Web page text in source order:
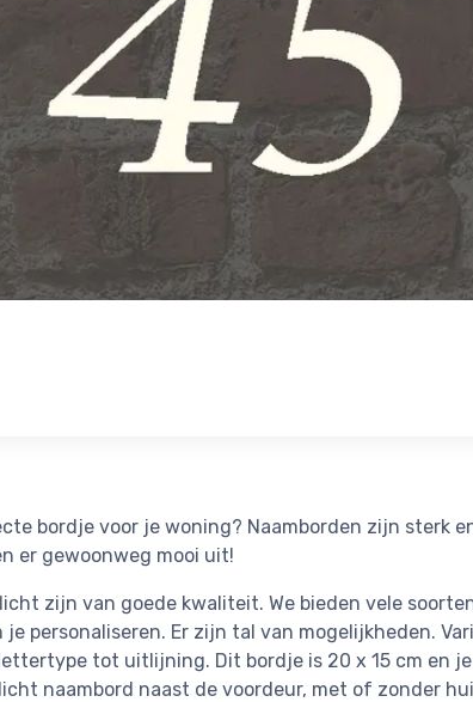
bordje voor je woning? Naamborden zijn sterk
er gewoonweg mooi uit!
zijn van goede kwaliteit. We bieden vele
personaliseren. Er zijn tal van mogelijkheden.
tot uitlijning. Dit bordje is 20 x 15 cm en je
naambord naast de voordeur, met of zonder